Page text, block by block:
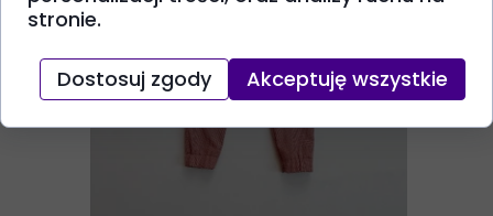
stronie.
Dostosuj zgody Akceptuję wszystkie